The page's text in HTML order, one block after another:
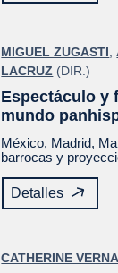
MIGUEL ZUGASTI ,
LACRUZ (DIR.)
Espectáculo y
mundo
México, Madrid,
barrocas y
Detalles
CATHERINE VERNA